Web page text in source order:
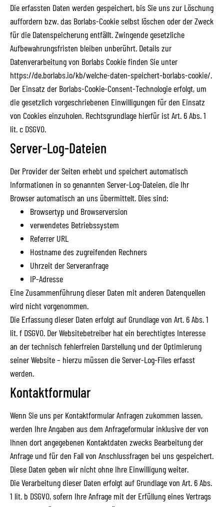
Die erfassten Daten werden gespeichert, bis Sie uns zur Löschung
auffordern bzw. das Borlabs-Cookie selbst löschen oder der Zweck
für die Datenspeicherung entfällt. Zwingende gesetzliche
Aufbewahrungsfristen bleiben unberührt. Details zur
Datenverarbeitung von Borlabs Cookie finden Sie unter
https://de.borlabs.io/kb/welche-daten-speichert-borlabs-cookie/.
Der Einsatz der Borlabs-Cookie-Consent-Technologie erfolgt, um
die gesetzlich vorgeschriebenen Einwilligungen für den Einsatz
von Cookies einzuholen. Rechtsgrundlage hierfür ist Art. 6 Abs. 1
lit. c DSGVO.
Server-Log-Dateien
Der Provider der Seiten erhebt und speichert automatisch
Informationen in so genannten Server-Log-Dateien, die Ihr
Browser automatisch an uns übermittelt. Dies sind:
Browsertyp und Browserversion
verwendetes Betriebssystem
Referrer URL
Hostname des zugreifenden Rechners
Uhrzeit der Serveranfrage
IP-Adresse
Eine Zusammenführung dieser Daten mit anderen Datenquellen
wird nicht vorgenommen.
Die Erfassung dieser Daten erfolgt auf Grundlage von Art. 6 Abs. 1
lit. f DSGVO. Der Websitebetreiber hat ein berechtigtes Interesse
an der technisch fehlerfreien Darstellung und der Optimierung
seiner Website – hierzu müssen die Server-Log-Files erfasst
werden.
Kontaktformular
Wenn Sie uns per Kontaktformular Anfragen zukommen lassen,
werden Ihre Angaben aus dem Anfrageformular inklusive der von
Ihnen dort angegebenen Kontaktdaten zwecks Bearbeitung der
Anfrage und für den Fall von Anschlussfragen bei uns gespeichert.
Diese Daten geben wir nicht ohne Ihre Einwilligung weiter.
Die Verarbeitung dieser Daten erfolgt auf Grundlage von Art. 6 Abs.
1 lit. b DSGVO, sofern Ihre Anfrage mit der Erfüllung eines Vertrags